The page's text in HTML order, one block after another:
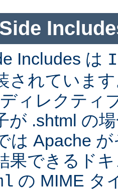
Includes は
されていま
ィレクティ
が .shtml の
は Apache
果できるド
の MIME タ